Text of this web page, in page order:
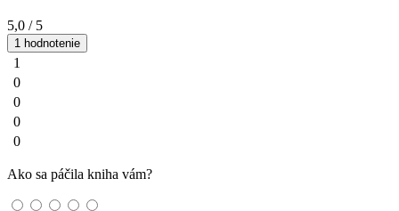
5,0 / 5
1 hodnotenie
1
0
0
0
0
Ako sa páčila kniha vám?